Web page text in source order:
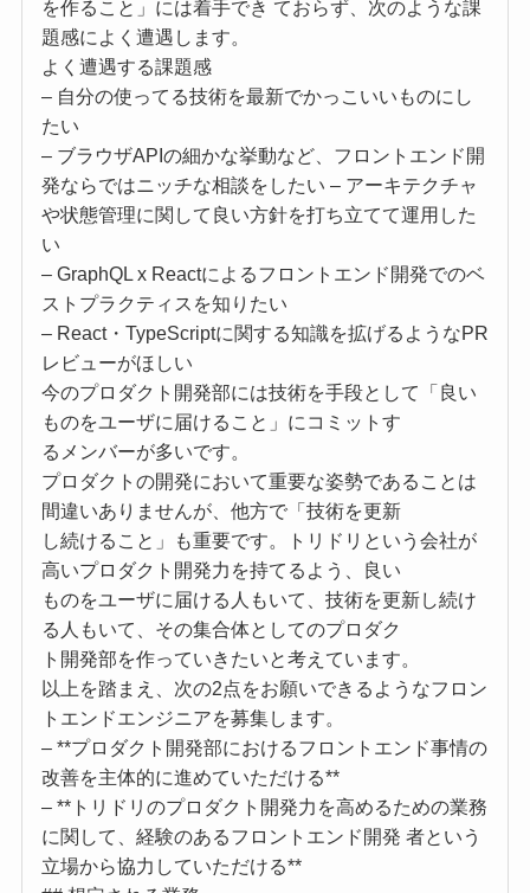
を作ること」には着手でき ておらず、次のような課
題感によく遭遇します。
よく遭遇する課題感
– 自分の使ってる技術を最新でかっこいいものにし
たい
– ブラウザAPIの細かな挙動など、フロントエンド開
発ならではニッチな相談をしたい – アーキテクチャ
や状態管理に関して良い方針を打ち立てて運用した
い
– GraphQL x Reactによるフロントエンド開発でのベ
ストプラクティスを知りたい
– React・TypeScriptに関する知識を拡げるようなPR
レビューがほしい
今のプロダクト開発部には技術を手段として「良い
ものをユーザに届けること」にコミットす
るメンバーが多いです。
プロダクトの開発において重要な姿勢であることは
間違いありませんが、他方で「技術を更新
し続けること」も重要です。トリドリという会社が
高いプロダクト開発力を持てるよう、良い
ものをユーザに届ける人もいて、技術を更新し続け
る人もいて、その集合体としてのプロダク
ト開発部を作っていきたいと考えています。
以上を踏まえ、次の2点をお願いできるようなフロン
トエンドエンジニアを募集します。
– **プロダクト開発部におけるフロントエンド事情の
改善を主体的に進めていただける**
– **トリドリのプロダクト開発力を高めるための業務
に関して、経験のあるフロントエンド開発 者という
立場から協力していただける**